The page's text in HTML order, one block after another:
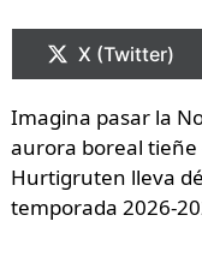
en
X (Twitter)
Imagina pasar la
aurora boreal tieñe
Hurtigruten lleva
temporada 2026-
en